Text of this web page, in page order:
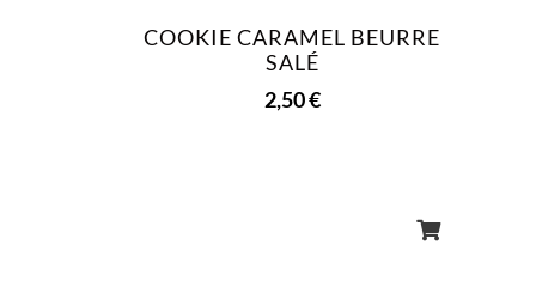
COOKIE CARAMEL BEURRE
SALÉ
2,50€